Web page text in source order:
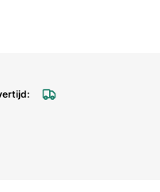
3/4" x 60mm
1" x 80mm